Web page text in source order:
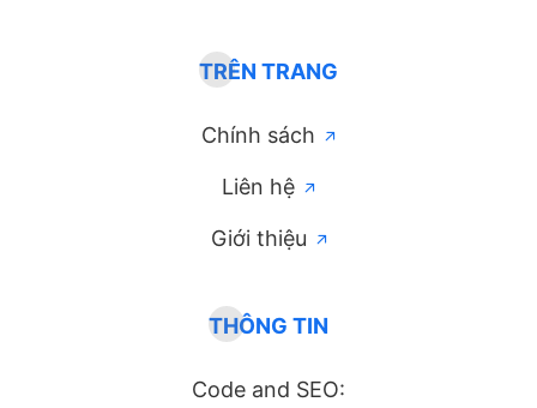
TRÊN TRANG
Chính sách
Liên hệ
Giới thiệu
THÔNG TIN
Code and SEO: